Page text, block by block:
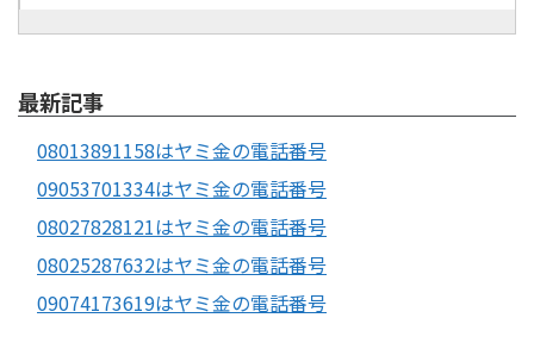
最新記事
08013891158はヤミ金の電話番号
09053701334はヤミ金の電話番号
08027828121はヤミ金の電話番号
08025287632はヤミ金の電話番号
09074173619はヤミ金の電話番号